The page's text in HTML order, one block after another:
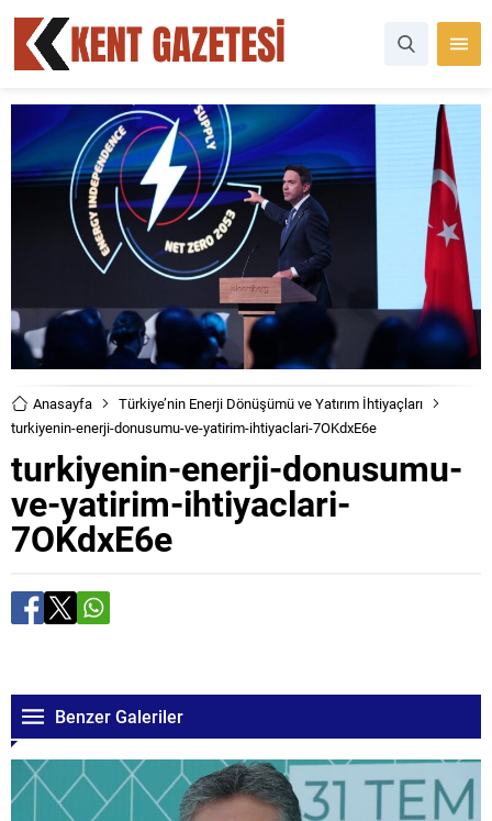
Anasayfa
Türkiye’nin Enerji Dönüşümü ve Yatırım İhtiyaçları
turkiyenin-enerji-donusumu-ve-yatirim-ihtiyaclari-7OKdxE6e
turkiyenin-enerji-donusumu-
ve-yatirim-ihtiyaclari-
7OKdxE6e
Benzer Galeriler